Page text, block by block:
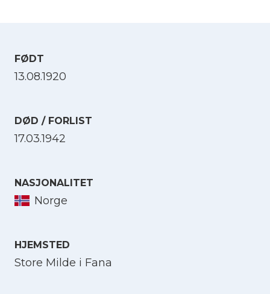
FØDT
13.08.1920
DØD / FORLIST
17.03.1942
NASJONALITET
Norge
HJEMSTED
Store Milde i Fana